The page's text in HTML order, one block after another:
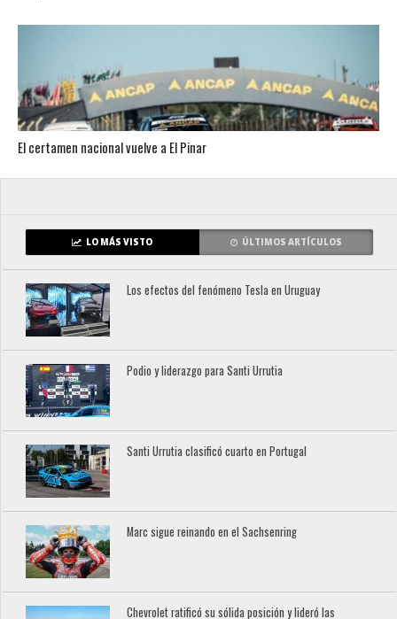
El certamen nacional vuelve a El Pinar
LO MÁS VISTO ÚLTIMOS ARTÍCULOS
Los efectos del fenómeno Tesla en Uruguay
Podio y liderazgo para Santi Urrutia
Santi Urrutia clasificó cuarto en Portugal
Marc sigue reinando en el Sachsenring
Chevrolet ratificó su sólida posición y lideró las